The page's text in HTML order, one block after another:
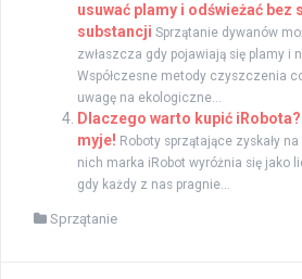
usuwać plamy i odświeżać bez
substancji Sprzątanie dywanów
zwłaszcza gdy pojawiają się plamy i
Współczesne metody czyszczenia
uwagę na ekologiczne...
Dlaczego warto kupić
myje! Roboty sprzątające zyskały
nich marka iRobot wyróżnia się jako
gdy każdy z nas pragnie...
Sprzątanie